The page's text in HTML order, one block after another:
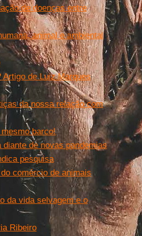
de doenças entre
animal e ambiental
de Luiz Marques
da nossa relação com
barco!
de novas pandemias
pesquisa
comércio de animais
da vida selvagem e o
Ribeiro